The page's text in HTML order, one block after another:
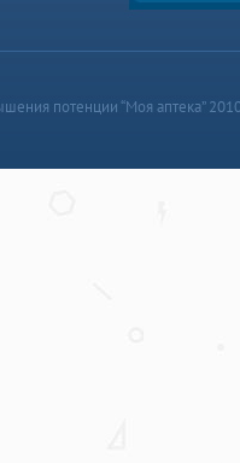
потенции “Моя аптека”